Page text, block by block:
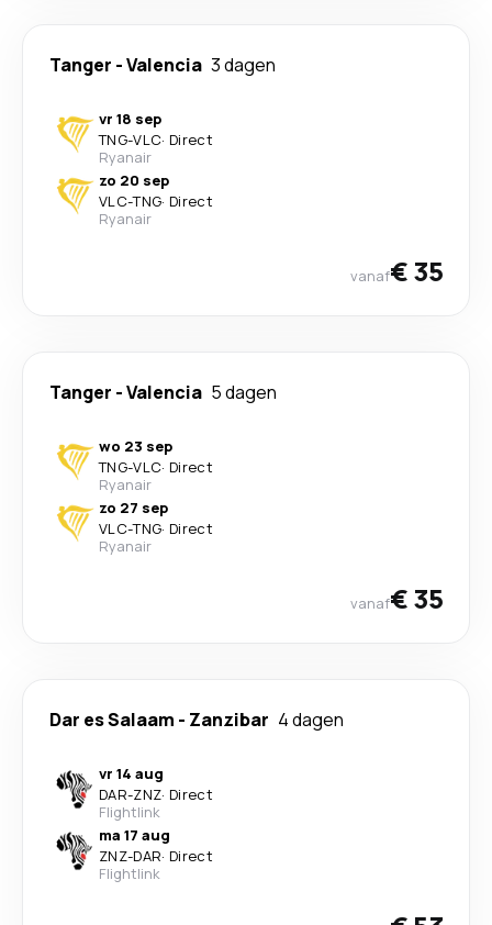
Tanger -Valencia 3 dagen
vr 18 sep
TNG-VLC· Direct
Ryanair
zo 20 sep
VLC-TNG· Direct
Ryanair
vanaf€ 35
Tanger -Valencia 5 dagen
wo 23 sep
TNG-VLC· Direct
Ryanair
zo 27 sep
VLC-TNG· Direct
Ryanair
vanaf€ 35
Dar es Salaam - Zanzibar 4 dagen
vr 14 aug
DAR-ZNZ· Direct
Flightlink
ma 17 aug
ZNZ-DAR· Direct
Flightlink